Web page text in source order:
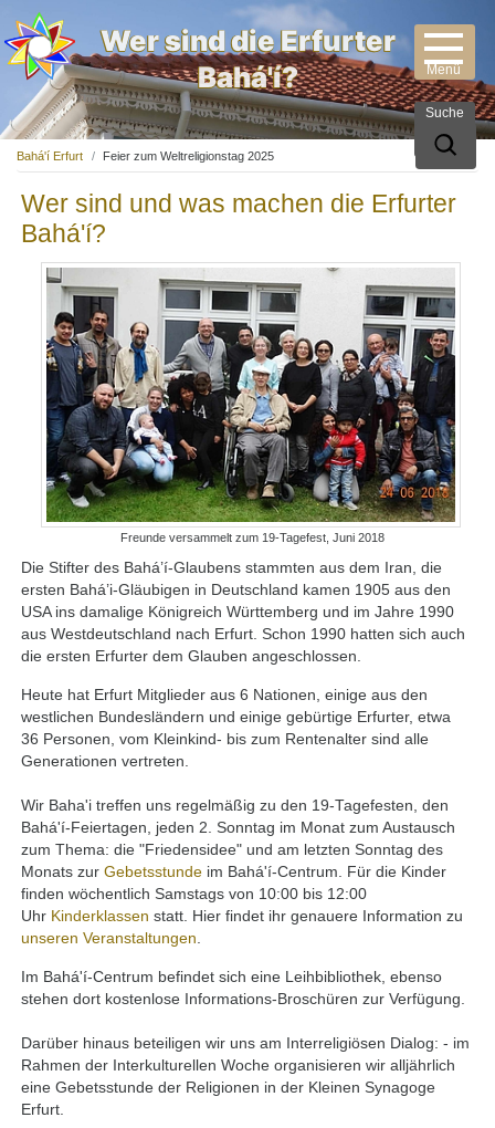
Suche
Wer sind die Erfurter
Bahá'í?
Bahá'í Erfurt Feier zum Weltreligionstag 2025
Wer sind und was machen die Erfurter
Bahá'í?
Freunde versammelt zum 19-Tagefest, Juni 2018
Die Stifter des Bahá’í-Glaubens stammten aus dem Iran, die
ersten Bahá’i-Gläubigen in Deutschland kamen 1905 aus den
USA ins damalige Königreich Württemberg und im Jahre 1990
aus Westdeutschland nach Erfurt. Schon 1990 hatten sich auch
die ersten Erfurter dem Glauben angeschlossen.
Heute hat Erfurt Mitglieder aus 6 Nationen, einige aus den
westlichen Bundesländern und einige gebürtige Erfurter, etwa
36 Personen, vom Kleinkind- bis zum Rentenalter sind alle
Generationen vertreten.
Wir Baha'i treffen uns regelmäßig zu den 19-Tagefesten, den
Bahá'í-Feiertagen, jeden 2. Sonntag im Monat zum Austausch
zum Thema: die "Friedensidee" und am letzten Sonntag des
Monats zurGebetsstunde im Bahá'í-Centrum. Für die Kinder
finden wöchentlich Samstags von 10:00 bis 12:00
Uhr Kinderklassen statt. Hier findet ihr genauere Information zu
unseren Veranstaltungen
Im Bahá'í-Centrum befindet sich eine Leihbibliothek, ebenso
stehen dort kostenlose Informations-Broschüren zur Verfügung.
Darüber hinaus beteiligen wir uns am Interreligiösen Dialog: - im
Rahmen der Interkulturellen Woche organisieren wir alljährlich
eine Gebetsstunde der Religionen in der Kleinen Synagoge
Erfurt.